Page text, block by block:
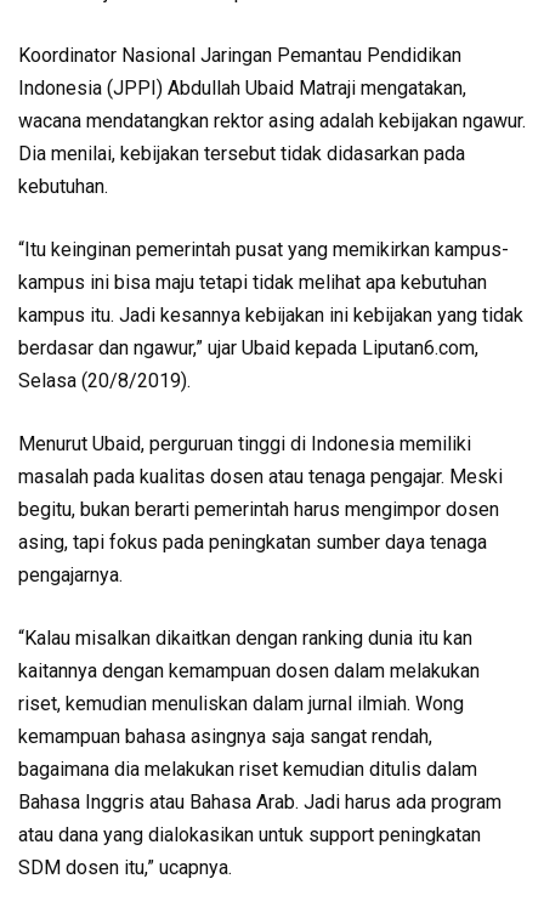
Koordinator Nasional Jaringan Pemantau Pendidikan
Indonesia (JPPI) Abdullah Ubaid Matraji mengatakan,
wacana mendatangkan rektor asing adalah kebijakan ngawur.
Dia menilai, kebijakan tersebut tidak didasarkan pada
kebutuhan.
“Itu keinginan pemerintah pusat yang memikirkan kampus-
kampus ini bisa maju tetapi tidak melihat apa kebutuhan
kampus itu. Jadi kesannya kebijakan ini kebijakan yang tidak
berdasar dan ngawur,” ujar Ubaid kepada Liputan6.com,
Selasa (20/8/2019).
Menurut Ubaid, perguruan tinggi di Indonesia memiliki
masalah pada kualitas dosen atau tenaga pengajar. Meski
begitu, bukan berarti pemerintah harus mengimpor dosen
asing, tapi fokus pada peningkatan sumber daya tenaga
pengajarnya.
“Kalau misalkan dikaitkan dengan ranking dunia itu kan
kaitannya dengan kemampuan dosen dalam melakukan
riset, kemudian menuliskan dalam jurnal ilmiah. Wong
kemampuan bahasa asingnya saja sangat rendah,
bagaimana dia melakukan riset kemudian ditulis dalam
Bahasa Inggris atau Bahasa Arab. Jadi harus ada program
atau dana yang dialokasikan untuk support peningkatan
SDM dosen itu,” ucapnya.